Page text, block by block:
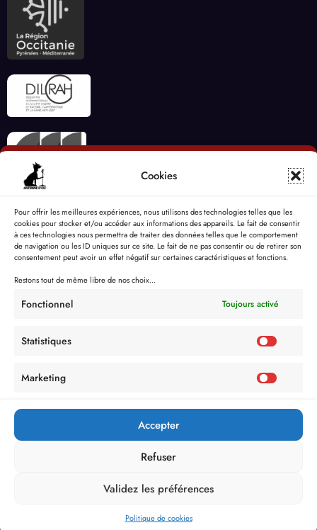
Cookies
Pour offrir les meilleures expériences, nous utilisons des technologies telles que les
cookies pour stocker et/ou accéder aux informations des appareils. Le fait de consentir
à ces technologies nous permettra de traiter des données telles que le comportement
de navigation ou les ID uniques sur ce site. Le fait de ne pas consentir ou de retirer son
consentement peut avoir un effet négatif sur certaines caractéristiques et fonctions.
Restons tout de même libre de nos choix...
Fonctionnel Toujours activé
Statistiques
Marketing
Accepter
Refuser
Validez les préférences
Politique de cookies